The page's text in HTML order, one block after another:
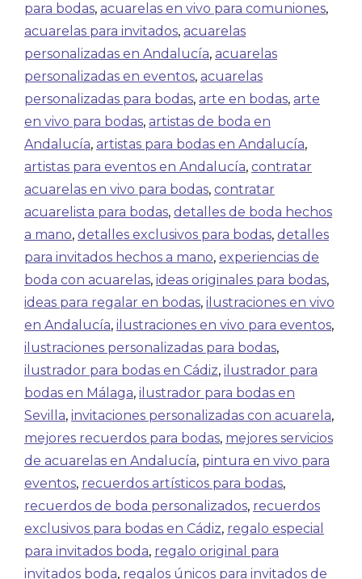
para bodas, acuarelas en vivo para comuniones,
acuarelas para invitados, acuarelas
personalizadas en Andalucía, acuarelas
personalizadas en eventos, acuarelas
personalizadas para bodas, arte en bodas, arte
en vivo para bodas, artistas de boda en
Andalucía, artistas para bodas en Andalucía,
artistas para eventos en Andalucía, contratar
acuarelas en vivo para bodas, contratar
acuarelista para bodas, detalles de boda hechos
a mano, detalles exclusivos para bodas, detalles
para invitados hechos a mano, experiencias de
boda con acuarelas, ideas originales para bodas,
ideas para regalar en bodas, ilustraciones en vivo
en Andalucía, ilustraciones en vivo para eventos,
ilustraciones personalizadas para bodas,
ilustrador para bodas en Cádiz, ilustrador para
bodas en Málaga, ilustrador para bodas en
Sevilla, invitaciones personalizadas con acuarela,
mejores recuerdos para bodas, mejores servicios
de acuarelas en Andalucía, pintura en vivo para
eventos, recuerdos artísticos para bodas,
recuerdos de boda personalizados, recuerdos
exclusivos para bodas en Cádiz, regalo especial
para invitados boda, regalo original para
invitados boda, regalos únicos para invitados de